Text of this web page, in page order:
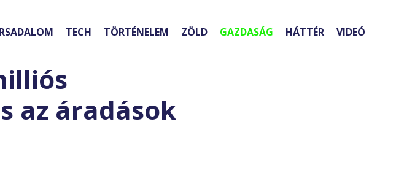
TECH TÖRTÉNELEM ZÖLD GAZDASÁG HÁTTÉR VIDEÓ
az áradások